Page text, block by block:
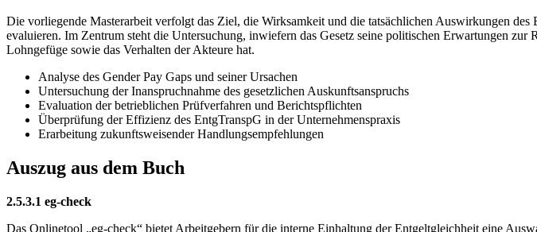
Die vorliegende Masterarbeit verfolgt das Ziel, die Wirksamkeit und die tatsächlichen Auswirkungen
evaluieren. Im Zentrum steht die Untersuchung, inwiefern das Gesetz seine politischen Erwartungen
Lohngefüge sowie das Verhalten der Akteure hat.
Analyse des Gender Pay Gaps und seiner Ursachen
Untersuchung der Inanspruchnahme des gesetzlichen Auskunftsanspruchs
Evaluation der betrieblichen Prüfverfahren und Berichtspflichten
Überprüfung der Effizienz des EntgTranspG in der Unternehmenspraxis
Erarbeitung zukunftsweisender Handlungsempfehlungen
Auszug aus dem Buch
2.5.3.1 eg-check
Das Onlinetool „eg-check“ bietet Arbeitgebern für die interne Einhaltung der Entgeltgleichheit eine